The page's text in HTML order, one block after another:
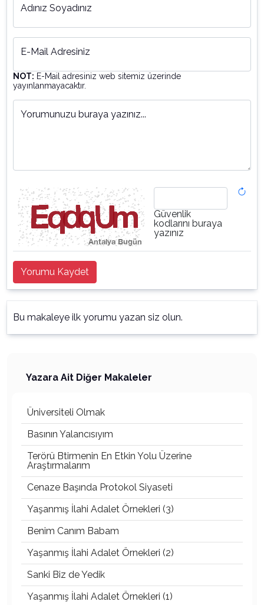
Adınız Soyadınız
E-Mail Adresiniz
NOT: E-Mail adresiniz web sitemiz üzerinde
yayınlanmayacaktır.
Yorumunuzu buraya yazınız...
Güvenlik
kodlarını buraya
yazınız
Yorumu Kaydet
Bu makaleye ilk yorumu yazan siz olun.
Yazara Ait Diğer Makaleler
Üniversiteli Olmak
Basının Yalancısıyım
Terörü Btirmenin En Etkin Yolu Üzerine
Araştırmalarım
Cenaze Başında Protokol Siyaseti
Yaşanmış İlahi Adalet Örnekleri (3)
Benim Canım Babam
Yaşanmış İlahi Adalet Örnekleri (2)
Sanki Biz de Yedik
Yaşanmış İlahi Adalet Örnekleri (1)